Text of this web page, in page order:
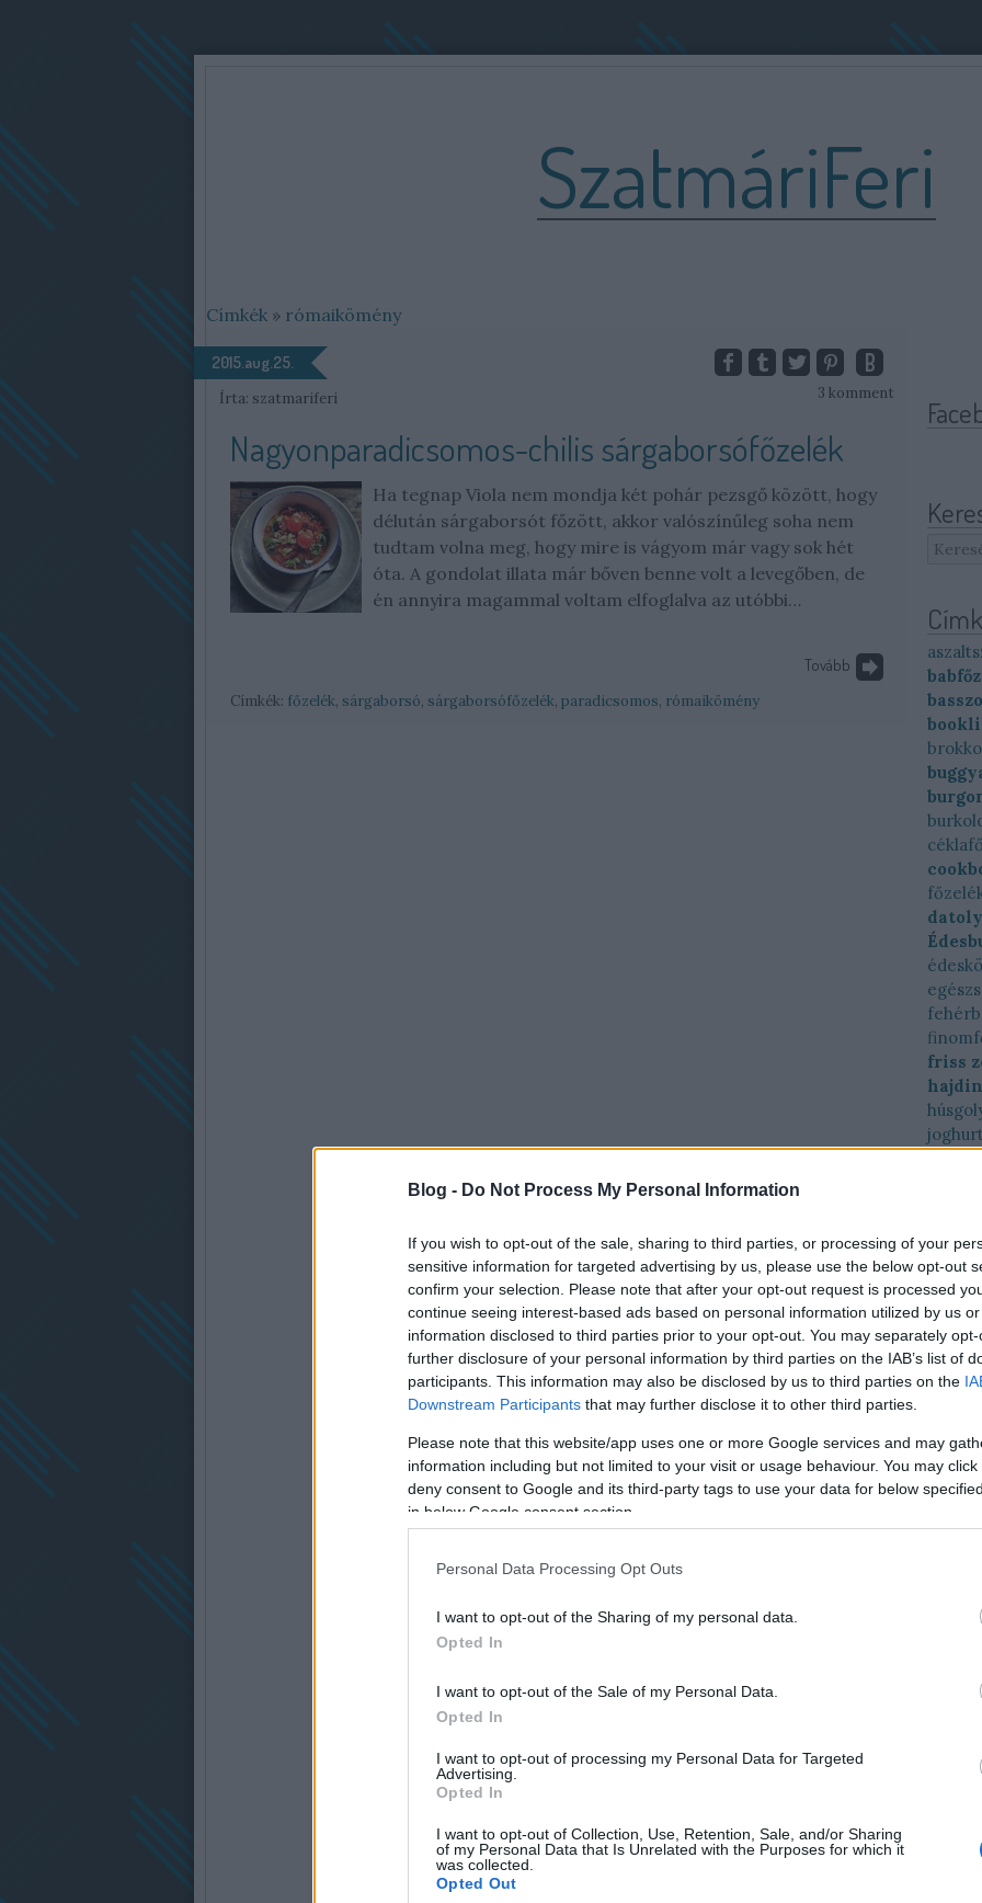
Blog - Do Not Process My Personal Information
If you wish to opt-out of the sale, sharing to third parties, or processing of your
sensitive information for targeted advertising by us, please use the below opt-out
confirm your selection. Please note that after your opt-out request is processed
continue seeing interest-based ads based on personal information utilized by us
information disclosed to third parties prior to your opt-out. You may separately
further disclosure of your personal information by third parties on the IAB’s list of
participants. This information may also be disclosed by us to third parties on the
Downstream Participants that may further disclose it to other third parties.
Please note that this website/app uses one or more Google services and may
information including but not limited to your visit or usage behaviour. You may
deny consent to Google and its third-party tags to use your data for below
in below Google consent section.
Personal Data Processing Opt Outs
I want to opt-out of the Sharing of my personal data.
Opted In
I want to opt-out of the Sale of my Personal Data.
Opted In
I want to opt-out of processing my Personal Data for Targeted
Advertising.
Opted In
I want to opt-out of Collection, Use, Retention, Sale, and/or Sharing
of my Personal Data that Is Unrelated with the Purposes for which it
was collected.
Opted Out
SzatmáriFeri
Címkék » rómaikömény
2015.aug.25.
Írta: szatmariferi 3 komment
Nagyonparadicsomos-chilis sárgaborsófőzelék
Ha tegnap Viola nem mondja két pohár pezsgő között, hogy
délután sárgaborsót főzött, akkor valószínűleg soha nem
tudtam volna meg, hogy mire is vágyom már vagy sok hét
óta. A gondolat illata már bőven benne volt a levegőben, de
én annyira magammal voltam elfoglalva az utóbbi…
Tovább
Címkék: főzelék, sárgaborsó, sárgaborsófőzelék, paradicsomos, rómaikömény
friss
joghurt
köles
lime
menta
pirított